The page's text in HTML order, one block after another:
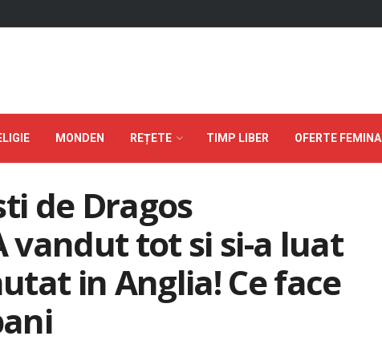
MONDEN REȚETE TIMP LIBER OFERTE FEMINA
de Dragos
vandut tot si si-a luat
in Anglia! Ce face